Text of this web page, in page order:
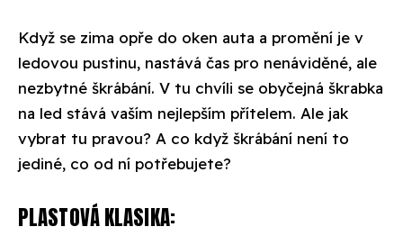
Když se zima opře do oken auta a promění je v
ledovou pustinu, nastává čas pro nenáviděné, ale
nezbytné škrábání. V tu chvíli se obyčejná škrabka
na led stává vaším nejlepším přítelem. Ale jak
vybrat tu pravou? A co když škrábání není to
jediné, co od ní potřebujete?
PLASTOVÁ KLASIKA: